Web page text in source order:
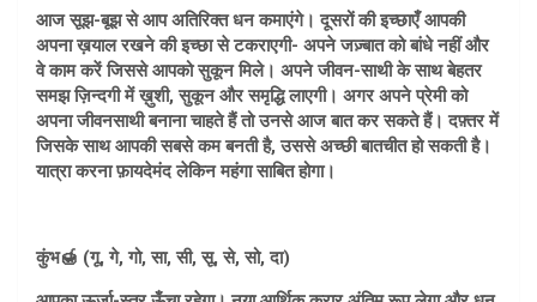
आज सूझ-बूझ से आप अतिरिक्त धन कमाएंगे। दूसरों की इच्छाएँ आपकी
अपना ख़याल रखने की इच्छा से टकराएगी- अपने जज़्बात को बांधे नहीं और
वे काम करें जिससे आपको सुकून मिले। अपने जीवन-साथी के साथ बेहतर
समझ ज़िन्दगी में ख़ुशी, सुकून और समृद्धि लाएगी। अगर अपने प्रेमी को
अपना जीवनसाथी बनाना चाहते हैं तो उनसे आज बात कर सकते हैं। दफ़्तर में
जिसके साथ आपकी सबसे कम बनती है, उससे अच्छी बातचीत हो सकती है।
यात्रा करना फ़ायदेमंद लेकिन महंगा साबित होगा।
कुंभ🍯 (गू, गे, गो, सा, सी, सू, से, सो, दा)